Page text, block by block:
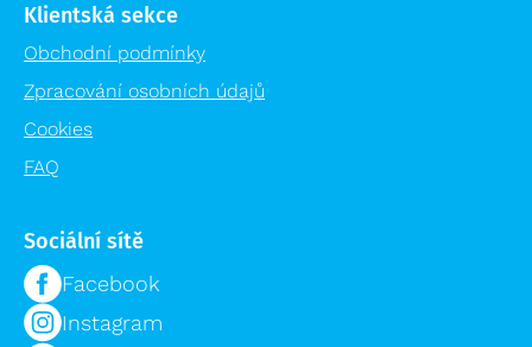
Klientská sekce
Obchodní podmínky
Zpracování osobních údajů
Cookies
FAQ
Sociální sítě
Facebook
Instagram